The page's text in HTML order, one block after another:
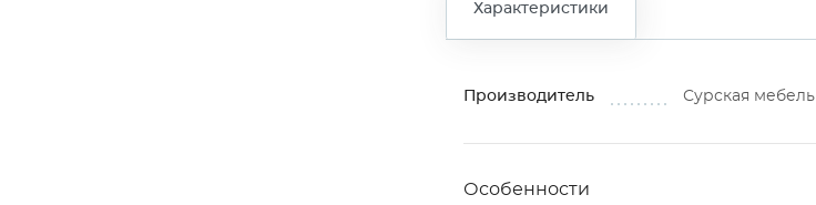
Характеристики
Производитель Сурская мебель
Особенности